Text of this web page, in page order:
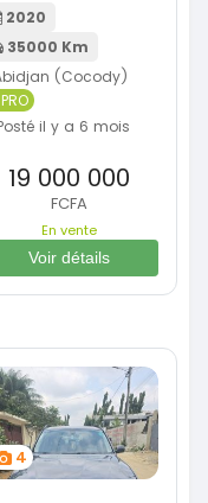
2020
35000 Km
(Cocody)
PRO
il y a 6 mois
19 000 000
FCFA
En vente
Voir détails
4